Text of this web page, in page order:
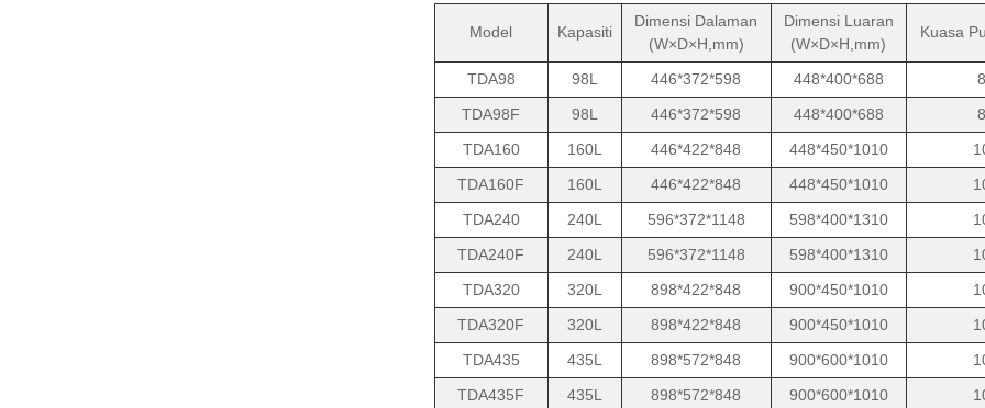
Model Kapasiti
Dimensi Dalaman
(W×D×H,mm)
Dimensi Luaran
(W×D×H,mm)
Kuasa
TDA98 98L 446*372*598 448*400*688 8
TDA98F
98L 446*372*598 448*400*688 8
TDA160
160L 446*422*848 448*450*1010
TDA160F
160L 446*422*848 448*450*1010
TDA240
240L 596*372*1148 598*400*1310
TDA240F
240L 596*372*1148 598*400*1310
TDA320
320L 898*422*848 900*450*1010
TDA320F
320L 898*422*848 900*450*1010
TDA435
435L 898*572*848 900*600*1010
TDA435F
435L 898*572*848 900*600*1010